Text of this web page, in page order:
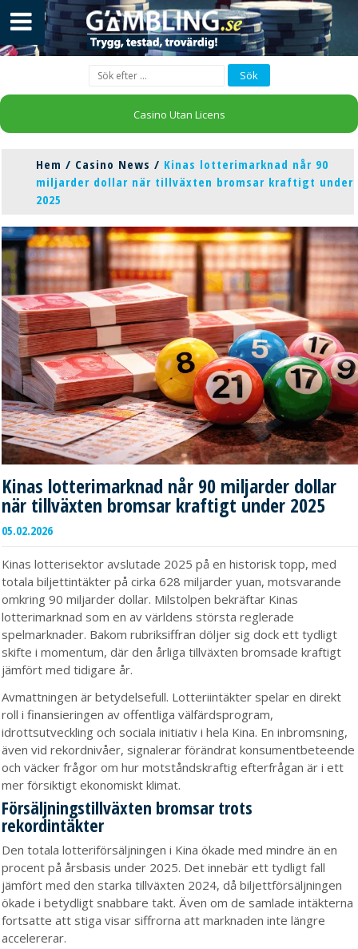
Casino Utan Licens
Hem / Casino News / Kinas lotterimarknad når 90
miljarder dollar när tillväxten bromsar kraftigt under
2025
Kinas lotterimarknad når 90 miljarder dollar
när tillväxten bromsar kraftigt under 2025
05.02.2026
Kinas lotterisektor avslutade 2025 på en historisk topp, med
totala biljettintäkter på cirka 628 miljarder yuan, motsvarande
omkring 90 miljarder dollar. Milstolpen bekräftar Kinas
lotterimarknad som en av världens största reglerade
spelmarknader. Bakom rubriksiffran döljer sig dock ett tydligt
skifte i momentum, där den årliga tillväxten bromsade kraftigt
jämfört med tidigare år.
Avmattningen är betydelsefull. Lotteriintäkter spelar en direkt
roll i finansieringen av offentliga välfärdsprogram,
idrottsutveckling och sociala initiativ i hela Kina. En inbromsning,
även vid rekordnivåer, signalerar förändrat konsumentbeteende
och väcker frågor om hur motståndskraftig efterfrågan är i ett
mer försiktigt ekonomiskt klimat.
Försäljningstillväxten bromsar trots
rekordintäkter
Den totala lotteriförsäljningen i Kina ökade med mindre än en
procent på årsbasis under 2025. Det innebär ett tydligt fall
jämfört med den starka tillväxten 2024, då biljettförsäljningen
ökade i betydligt snabbare takt. Även om de samlade intäkterna
fortsatte att stiga visar siffrorna att marknaden inte längre
accelererar.